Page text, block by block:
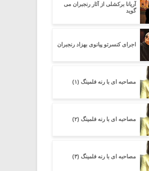
آریانا برکشلی از آثار رنجبران می
گوید
اجرای کنسرتو پیانوی بهزاد رنجبران
مصاحبه ای با رنه فلمینگ (۱)
مصاحبه ای با رنه فلمینگ (۲)
مصاحبه ای با رنه فلمینگ (۳)